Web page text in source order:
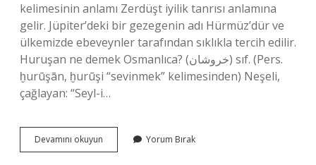
kelimesinin anlamı Zerdüşt iyilik tanrısı anlamına
gelir. Jüpiter’deki bir gezegenin adı Hürmüz’dür ve
ülkemizde ebeveynler tarafından sıklıkla tercih edilir.
Huruşan ne demek Osmanlıca? (ﺧﺮﻭﺷﺎﻥ) sıf. (Pers.
ḫurūşān, ḫurūşі “sevinmek” kelimesinden) Neşeli,
çağlayan: “Seyl-i…
Devamını okuyun Huruşan
Ne
Yorum Bırak